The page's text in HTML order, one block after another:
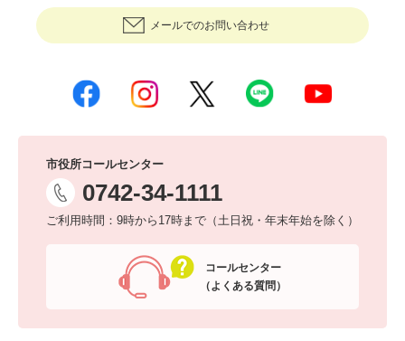
メールでのお問い合わせ
市役所コールセンター
0742-34-1111
ご利用時間：9時から17時まで（土日祝・年末年始を除く）
コールセンター
（よくある質問）